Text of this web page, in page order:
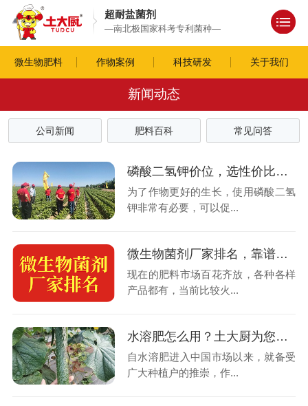
超耐盐菌剂
—南北极国家科考专利菌种—
微生物肥料 作物案例 科技研发 关于我们
新闻动态
公司新闻 肥料百科 常见问答
磷酸二氢钾价位，选性价比高的土大厨
为了作物更好的生长，使用磷酸二氢
钾非常有必要，可以促...
微生物菌剂厂家排名，靠谱吗？
现在的肥料市场百花齐放，各种各样
产品都有，当前比较火...
水溶肥怎么用？土大厨为您解答！
自水溶肥进入中国市场以来，就备受
广大种植户的推崇，作...